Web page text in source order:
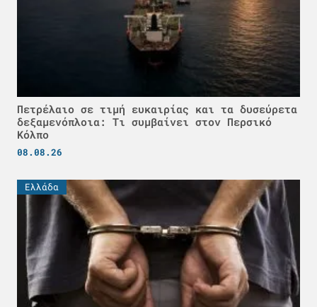
Πετρέλαιο σε τιμή ευκαιρίας και τα δυσεύρετα
δεξαμενόπλοια: Τι συμβαίνει στον Περσικό
Κόλπο
08.08.26
Ελλάδα